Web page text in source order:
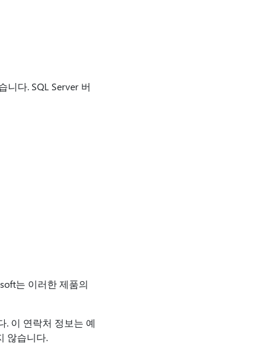
니다. SQL Server 버
는 이러한 제품의
. 이 연락처 정보는 예
않습니다.